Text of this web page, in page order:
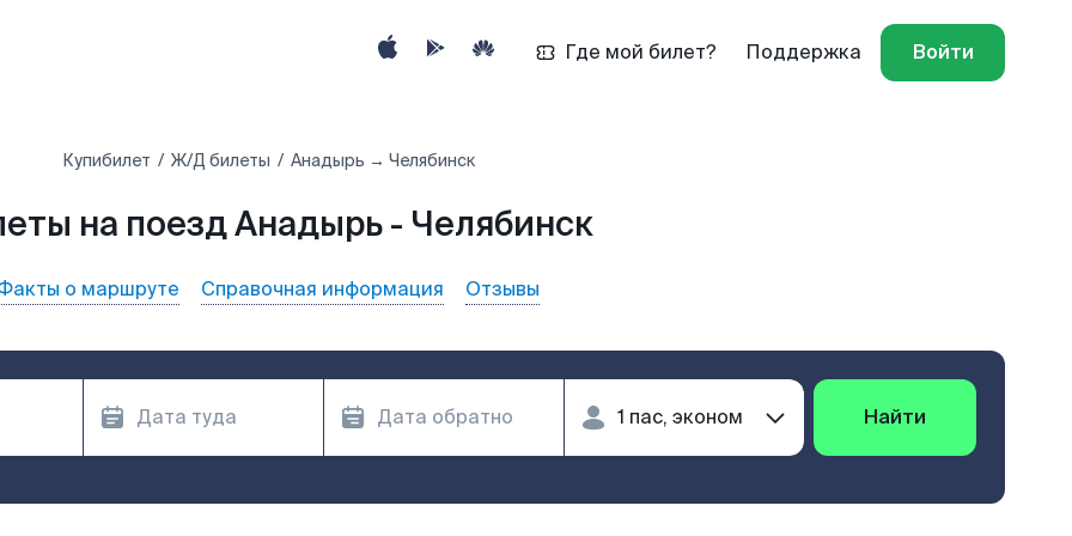
Где мой билет? Поддержка Войти
Купибилет Ж/Д билеты Анадырь → Челябинск
на поезд Анадырь - Челябинск
о маршруте Справочная информация Отзывы
Найти